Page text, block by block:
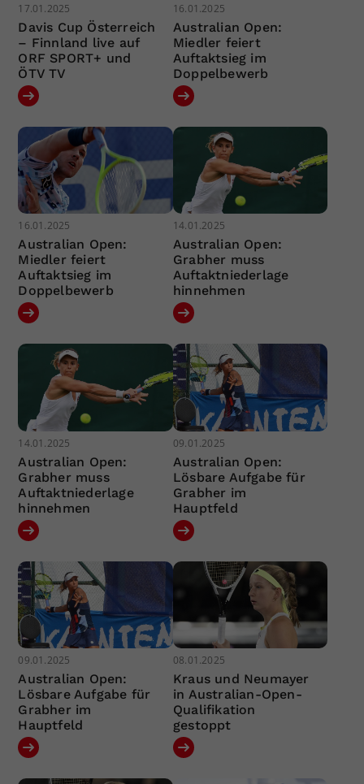
17.01.2025
Davis Cup Österreich
– Finnland live auf
ORF SPORT+ und
ÖTV TV
16.01.2025
Australian Open:
Miedler feiert
Auftaktsieg im
Doppelbewerb
16.01.2025
Australian Open:
Miedler feiert
Auftaktsieg im
Doppelbewerb
14.01.2025
Australian Open:
Grabher muss
Auftaktniederlage
hinnehmen
14.01.2025
Australian Open:
Grabher muss
Auftaktniederlage
hinnehmen
09.01.2025
Australian Open:
Lösbare Aufgabe für
Grabher im
Hauptfeld
09.01.2025
Australian Open:
Lösbare Aufgabe für
Grabher im
Hauptfeld
08.01.2025
Kraus und Neumayer
in Australian-Open-
Qualifikation
gestoppt